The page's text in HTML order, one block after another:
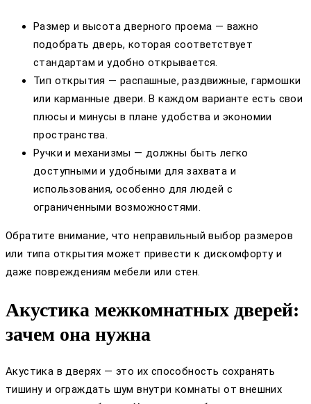
Размер и высота дверного проема — важно
подобрать дверь, которая соответствует
стандартам и удобно открывается.
Тип открытия — распашные, раздвижные, гармошки
или карманные двери. В каждом варианте есть свои
плюсы и минусы в плане удобства и экономии
пространства.
Ручки и механизмы — должны быть легко
доступными и удобными для захвата и
использования, особенно для людей с
ограниченными возможностями.
Обратите внимание, что неправильный выбор размеров
или типа открытия может привести к дискомфорту и
даже повреждениям мебели или стен.
Акустика межкомнатных дверей:
зачем она нужна
Акустика в дверях — это их способность сохранять
тишину и ограждать шум внутри комнаты от внешних